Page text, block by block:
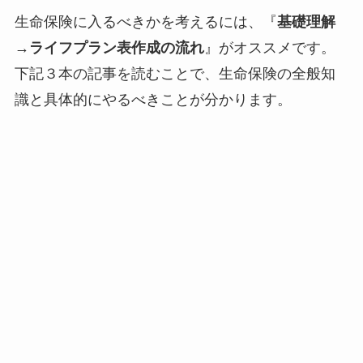
生命保険に入るべきかを考えるには、『基礎理解
→ライフプラン表作成の流れ』がオススメです。
下記３本の記事を読むことで、生命保険の全般知
識と具体的にやるべきことが分かります。